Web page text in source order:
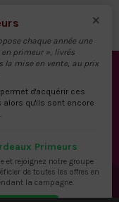
notre dépôt ×
chaque année une
primeur », livrés
la mise en vente, au prix
d'acquérir ces
qu'ils sont encore
Primeurs
et rejoignez notre groupe
de toutes les offres en
la campagne.